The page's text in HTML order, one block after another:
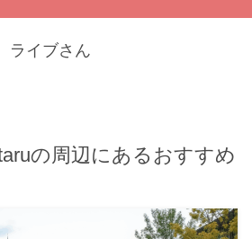
ライブさん
の周辺にあるおすすめ